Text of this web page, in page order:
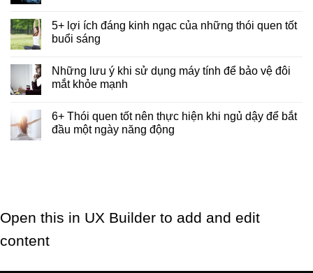
5+ lợi ích đáng kinh ngạc của những thói quen tốt
buổi sáng
Những lưu ý khi sử dụng máy tính để bảo vệ đôi
mắt khỏe mạnh
6+ Thói quen tốt nên thực hiện khi ngủ dậy để bắt
đầu một ngày năng động
Open this in UX Builder to add and edit
content